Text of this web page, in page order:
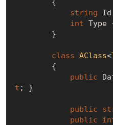
string
int Type
class AClass<
public
t ; }
public
public